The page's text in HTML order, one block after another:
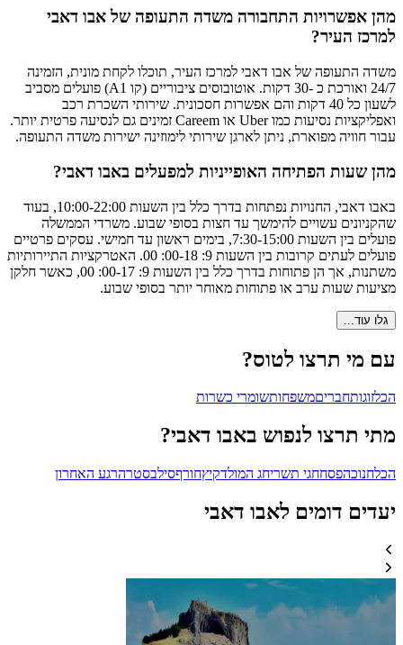
מהן אפשרויות התחבורה משדה התעופה של אבו דאבי
למרכז העיר?
משדה התעופה של אבו דאבי למרכז העיר, תוכלו לקחת מונית, הזמינה
24/7 ואורכת כ -30 דקות. אוטובוסים ציבוריים (קו A1) פועלים מסביב
לשעון כל 40 דקות והם אפשרות חסכונית. שירותי השכרת רכב
ואפליקציות נסיעות כמו Uber או Careem זמינים גם לנסיעה פרטית יותר.
עבור חוויה מפוארת, ניתן לארגן שירותי לימוזינה ישירות משדה התעופה.
מהן שעות הפתיחה האופייניות למפעלים באבו דאבי?
באבו דאבי, החנויות נפתחות בדרך כלל בין השעות 10:00-22:00, בעוד
שהקניונים עשויים להימשך עד חצות בסופי שבוע. משרדי הממשלה
פועלים בין השעות 7:30-15:00, בימים ראשון עד חמישי. עסקים פרטיים
פועלים לעתים קרובות בין השעות 9: 00-18: 00. האטרקציות התיירותיות
משתנות, אך הן פתוחות בדרך כלל בין השעות 9: 00-17: 00, כאשר חלקן
מציעות שעות ערב או פתוחות מאוחר יותר בסופי שבוע.
גלו עוד...
עם מי תרצו לטוס?
הכלזוגותחבריםמשפחותשומרי כשרות
מתי תרצו לנפוש באבו דאבי?
הכלחנוכהפסחחגי תשריחג המולדקיץחורףסילבסטרהרגע האחרון
יעדים דומים לאבו דאבי